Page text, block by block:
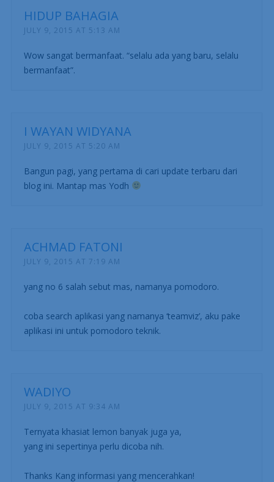
HIDUP BAHAGIA
JULY 9, 2015 AT 5:13 AM
Wow sangat bermanfaat. “selalu ada yang baru, selalu
bermanfaat”.
I WAYAN WIDYANA
JULY 9, 2015 AT 5:20 AM
Bangun pagi, yang pertama di cari update terbaru dari
blog ini. Mantap mas Yodh
ACHMAD FATONI
JULY 9, 2015 AT 7:19 AM
yang no 6 salah sebut mas, namanya pomodoro.
coba search aplikasi yang namanya ‘teamviz’, aku pake
aplikasi ini untuk pomodoro teknik.
WADIYO
JULY 9, 2015 AT 9:34 AM
Ternyata khasiat lemon banyak juga ya,
yang ini sepertinya perlu dicoba nih.
Thanks Kang informasi yang mencerahkan!